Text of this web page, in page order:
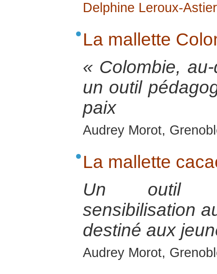
Delphine Leroux-Astier
La mallette
« Colombie,
un outil
paix
Audrey Morot,
La mallette
Un outil
sensibilisation
destiné aux
Audrey Morot,